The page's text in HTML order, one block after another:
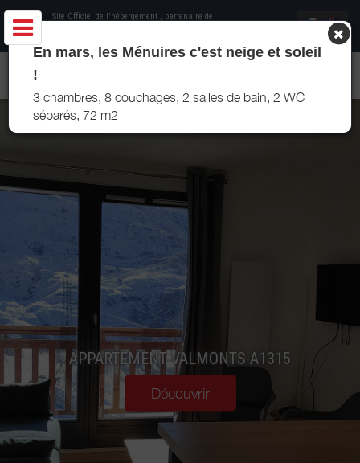
Site Officiel de l'hébergement , partenaire de
En mars, les Ménuires c'est neige et soleil
!
3 chambres, 8 couchages, 2 salles de bain, 2 WC
séparés, 72 m2
APPARTEMENT VALMONTS A1315
Découvrir